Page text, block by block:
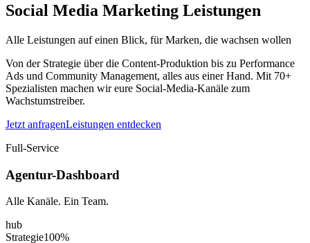
Social Media Marketing Leistungen
Alle Leistungen auf einen Blick, für Marken, die wachsen wollen
Von der Strategie über die Content-Produktion bis zu Performance
Ads und Community Management, alles aus einer Hand. Mit 70+
Spezialisten machen wir eure Social-Media-Kanäle zum
Wachstumstreiber.
Jetzt anfragenLeistungen entdecken
Full-Service
Agentur-Dashboard
Alle Kanäle. Ein Team.
hub
Strategie100%